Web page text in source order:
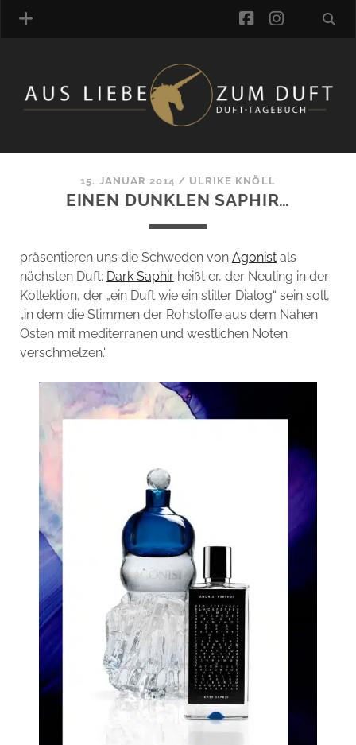
MANUFAKTUREN
DUFTNOTEN
SCHLAGWORTE
LINK-SAMMLUNG
ARTIKEL-ARCHIV
ONLINE-SHOP
DAS ALZD-TEAM
facebook
15. JANUAR 2014 / ULRIKE KNÖLL
EINEN DUNKLEN SAPHIR…
präsentieren uns die Schweden von Agonistals
nächsten Duft: Dark Saphirheißt er, der Neuling in der
Kollektion, der „ein Duft wie ein stiller Dialog“ sein soll,
„in dem die Stimmen der Rohstoffe aus dem Nahen
Osten mit mediterranen und westlichen Noten
verschmelzen.“